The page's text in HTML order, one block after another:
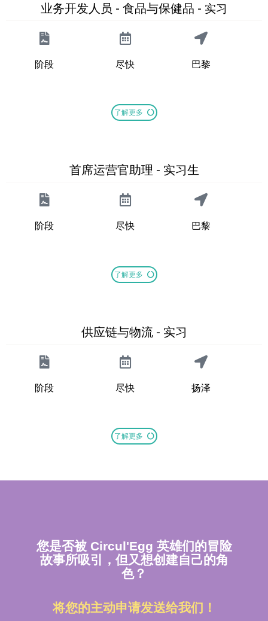
业务开发人员 - 食品与保健品 - 实习
阶段 尽快 巴黎
了解更多
首席运营官助理 - 实习生
阶段 尽快 巴黎
了解更多
供应链与物流 - 实习
阶段 尽快 扬泽
了解更多
您是否被 Circul'Egg 英雄们的冒险
故事所吸引，但又想创建自己的角
色？
将您的主动申请发送给我们！